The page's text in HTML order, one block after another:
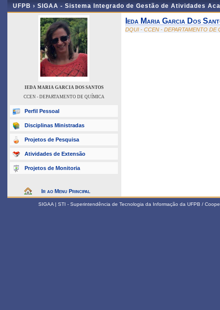
UFPB › SIGAA - Sistema Integrado de Gestão de Atividades
IEDA MARIA GARCIA DOS SANTOS
CCEN - DEPARTAMENTO DE QUÍMICA
Perfil Pessoal
Disciplinas Ministradas
Projetos de Pesquisa
Atividades de Extensão
Projetos de Monitoria
Ir ao Menu Principal
Ieda Maria Garcia Dos
DQUI - CCEN - DEPARTAMENTO DE
SIGAA | STI - Superintendência de Tecnologia da Informação da UFPB /